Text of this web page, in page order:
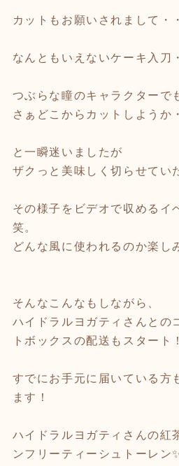
カットもお願いされまして・
なんともいえないケーキ入刀
つぶらな瞳のキャラクターで
さぁどこからカットしようか
と一瞬迷いましたが
ザクっと美味しく切らせてい
その様子をビデオで収めるイ
笑。
どんな風に使われるのか楽し
そんなこんなもしながら、
ハイドラルヨガティさんとの
トボックスの配送もスタート
すでにお手元に届いている方
ます！
ハイドラルヨガティさんの紅
ンフリーティーシュトーレン